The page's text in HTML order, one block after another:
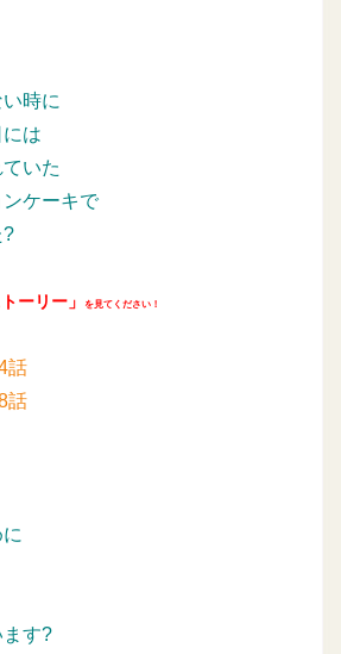
時に
は
いた
ケーキで
?
ーリー」 を見てください！
話
話
す?